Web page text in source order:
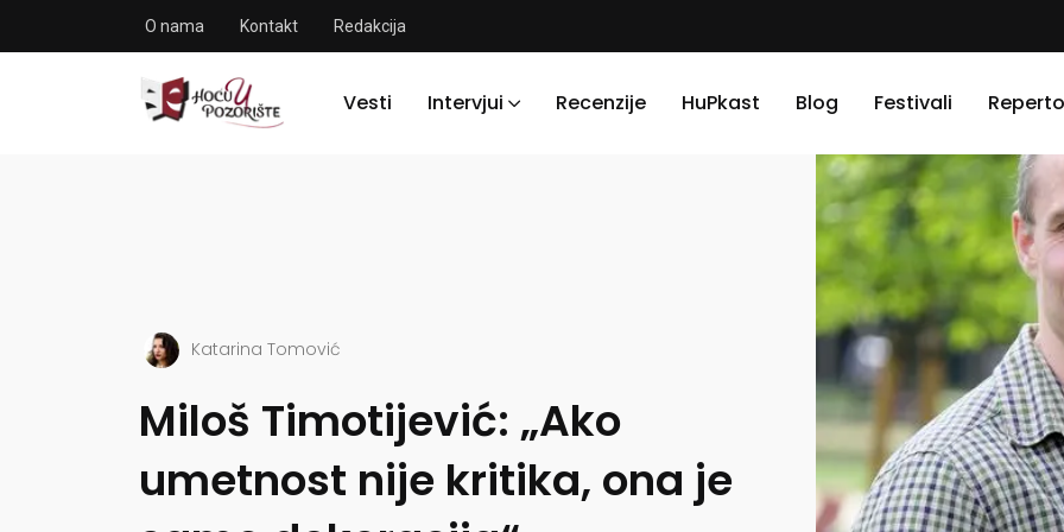
O nama Kontakt Redakcija
Vesti Intervjui Recenzije HuPkast Blog Festivali
Katarina Tomović
Miloš Timotijević: „Ako
umetnost nije kritika, ona je